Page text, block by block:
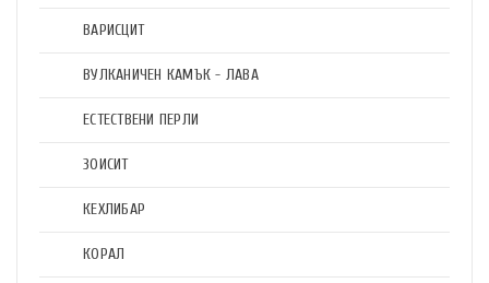
ВАРИСЦИТ
ВУЛКАНИЧЕН КАМЪК - ЛАВА
ЕСТЕСТВЕНИ ПЕРЛИ
ЗОИСИТ
КЕХЛИБАР
КОРАЛ